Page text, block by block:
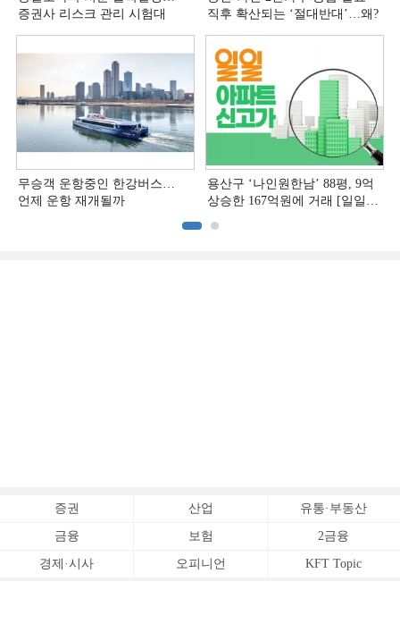
증권사 리스크 관리 시험대
직후 확산되는 ‘절대반대’…왜?
무승객 운항중인 한강버스…
언제 운항 재개될까
용산구 ‘나인원한남’ 88평, 9억
상승한 167억원에 거래 [일일
증권 산업 유통·부동산
금융 보험 2금융
경제·시사 오피니언 KFT Topic